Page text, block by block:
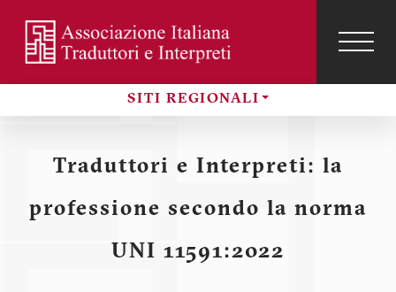
contenuto
principale
Sezioni
SITI REGIONALI
profilo
utente
Traduttori e Interpreti: la
professione secondo la norma
UNI 11591:2022